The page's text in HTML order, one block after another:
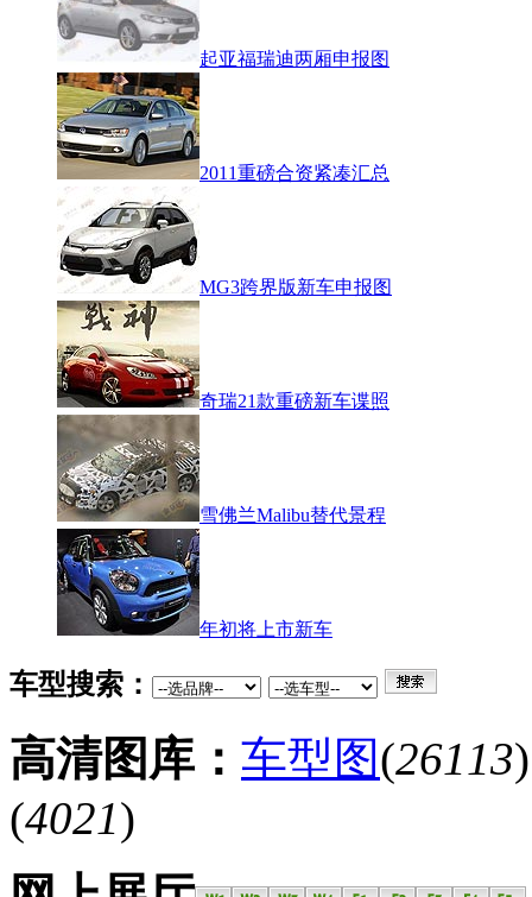
起亚福瑞迪两厢申报图
2011重磅合资紧凑汇总
MG3跨界版新车申报图
奇瑞21款重磅新车谍照
雪佛兰Malibu替代景程
年初将上市新车
车型搜索：
高清图库： 车型图(26113
(4021)